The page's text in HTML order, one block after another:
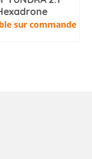
sur commande